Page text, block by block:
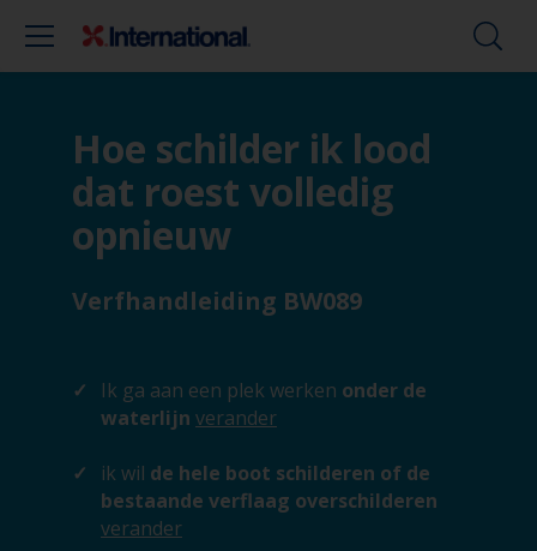
Hoe schilder ik lood
dat roest volledig
opnieuw
Verfhandleiding BW089
Ik ga aan een plek werken onder de
waterlijn verander
ik wil de hele boot schilderen of de
bestaande verflaag overschilderen
verander